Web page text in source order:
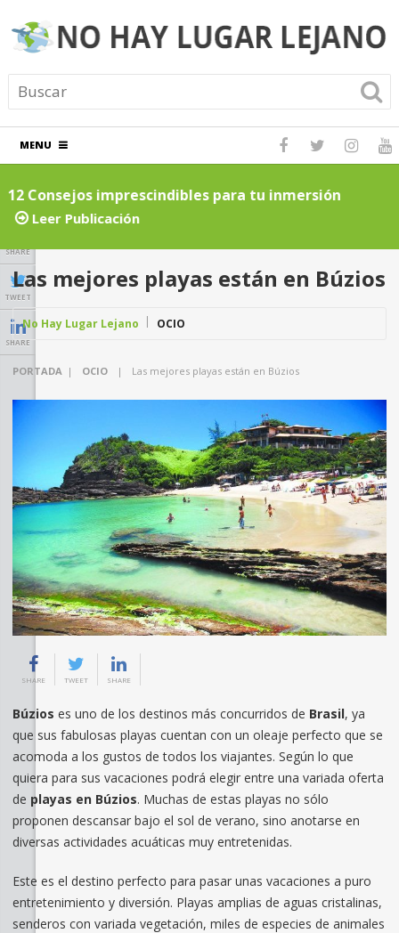
MENU
Todo lo que necesitas saber sobre seguros de
asistencia en carretera: Guía completa
Leer Publicación
SHARE
TWEET
SHARE
Las mejores playas están en Búzios
No Hay Lugar Lejano OCIO
PORTADA | OCIO | Las mejores playas están en Búzios
SHARE TWEET SHARE
Búzios es uno de los destinos más concurridos de Brasil, ya
que sus fabulosas playas cuentan con un oleaje perfecto que se
acomoda a los gustos de todos los viajantes. Según lo que
quiera para sus vacaciones podrá elegir entre una variada oferta
de playas en Búzios. Muchas de estas playas no sólo
proponen descansar bajo el sol de verano, sino anotarse en
diversas actividades acuáticas muy entretenidas.
Este es el destino perfecto para pasar unas vacaciones a puro
entretenimiento y diversión. Playas amplias de aguas cristalinas,
senderos con variada vegetación, miles de especies de animales